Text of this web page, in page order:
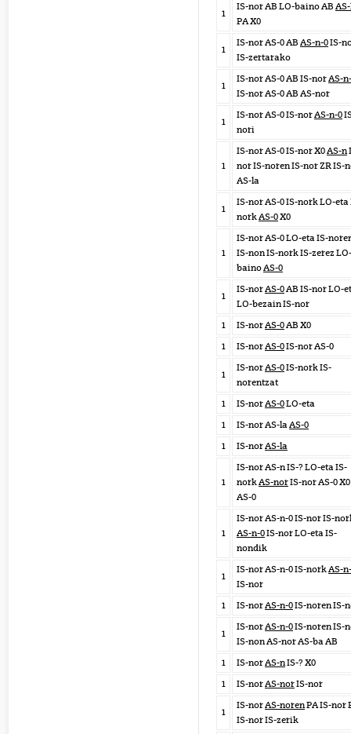
1
IS-nor AB LO-baino AB
PA X0
1
IS-nor AS-0 AB AS-n-0IS-
IS-zertarako
1
IS-nor AS-0 AB IS-norAS-
IS-nor AS-0 AB AS-nor
1
IS-nor AS-0 IS-norAS-n-0
nori
1
IS-nor AS-0 IS-nor X0AS-n
nor IS-noren IS-nor ZR IS-
AS-la
1
IS-nor AS-0 IS-nork LO-eta
norkAS-0X0
1
IS-nor AS-0 LO-eta IS-
IS-non IS-nork IS-zerez LO-
bainoAS-0
1
IS-norAS-0AB IS-nor LO-
LO-bezain IS-nor
1
IS-norAS-0AB X0
1
IS-norAS-0IS-nor AS-0
1
IS-norAS-0IS-nork IS-
norentzat
1
IS-norAS-0LO-eta
1
IS-nor AS-laAS-0
1
IS-norAS-la
1
IS-nor AS-n IS-? LO-eta IS-
norkAS-norIS-nor AS-0 X0
AS-0
1
IS-nor AS-n-0 IS-nor IS-
AS-n-0IS-nor LO-eta IS-
nondik
1
IS-nor AS-n-0 IS-norkAS-
IS-nor
1
IS-norAS-n-0IS-noren IS-
1
IS-norAS-n-0IS-noren IS-
IS-non AS-nor AS-ba AB
1
IS-norAS-nIS-? X0
1
IS-norAS-norIS-nor
1
IS-norAS-norenPA IS-nor
IS-nor IS-zerik